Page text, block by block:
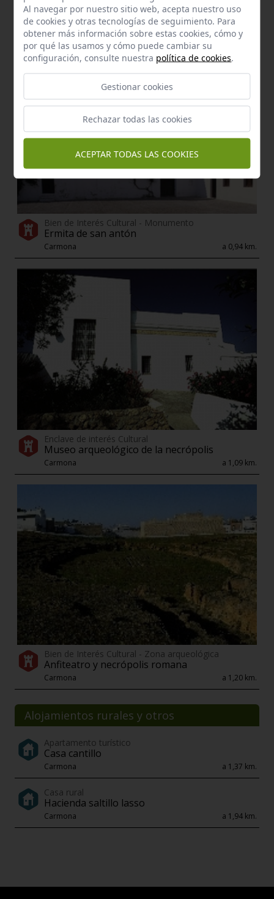
Manantial
Pilar de los limones
Carmona a 0,54 km.
Bien de Interés Cultural - Monumento
Ermita de san antón
Carmona a 0,94 km.
Enclave de interés Cultural
Museo arqueológico de la necrópolis
Carmona a 1,09 km.
Bien de Interés Cultural - Zona arqueológica
Anfiteatro y necrópolis romana
Carmona a 1,20 km.
Alojamientos rurales y otros
Apartamento turístico
Casa cantillo
Carmona a 1,37 km.
Casa rural
Hacienda saltillo lasso
Carmona a 1,94 km.
Al navegar por nuestro sitio web, acepta nuestro uso
de cookies y otras tecnologías de seguimiento. Para
obtener más información sobre estas cookies, cómo y
por qué las usamos y cómo puede cambiar su
configuración, consulte nuestra política de cookies.
Gestionar cookies
Rechazar todas las cookies
ACEPTAR TODAS LAS COOKIES